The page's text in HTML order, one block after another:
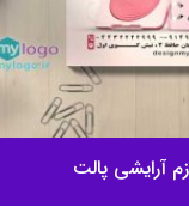
آرایشی پالت